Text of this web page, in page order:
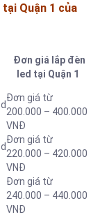
Quận 1 của
Đơn giá lắp đèn
led tại Quận 1
Đơn giá từ
200.000 – 400.000
VNĐ
Đơn giá từ
220.000 – 420.000
VNĐ
Đơn giá từ
240.000 – 440.000
VNĐ